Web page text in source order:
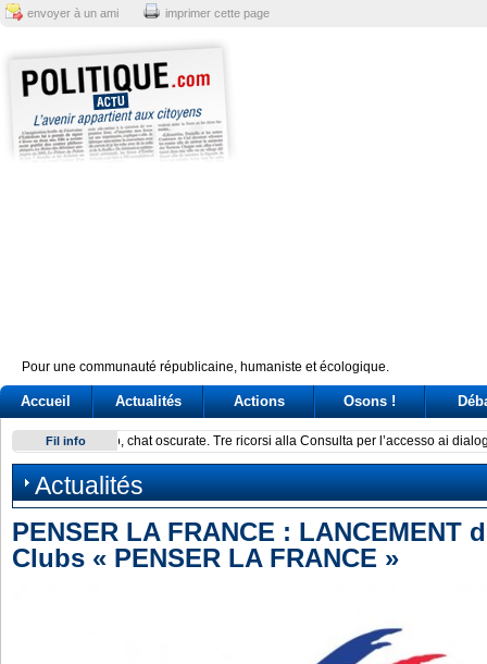
envoyer à un ami imprimer cette page
Pour une communauté républicaine, humaniste et écologique.
Accueil Actualités Actions Osons !
Fil info Un’associazione del Nord: la sfida dei governatori nella
Actualités
PENSER LA FRANCE : LANCEMENT
Clubs « PENSER LA FRANCE »